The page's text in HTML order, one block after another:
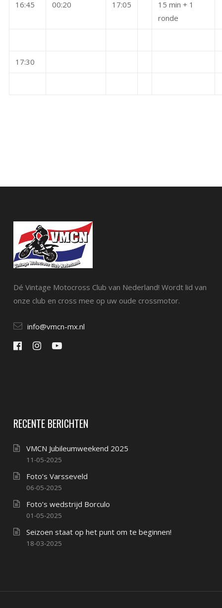
16:45 00:20 17:05
15 min + 1
ronde
17:30
Dé Vintage Motocross Club van Nederland! Wordt lid van
onze club en cross mee op uw oude crossmotor.
info@vmcn-mx.nl
RECENTE BERICHTEN
VMCN Jubileumweekend 2025
11-05-2025
Foto’s Varsseveld
06-05-2025
Foto’s wedstrijd Borculo
01-05-2025
Seizoen staat op het punt om te beginnen!
18-03-2025